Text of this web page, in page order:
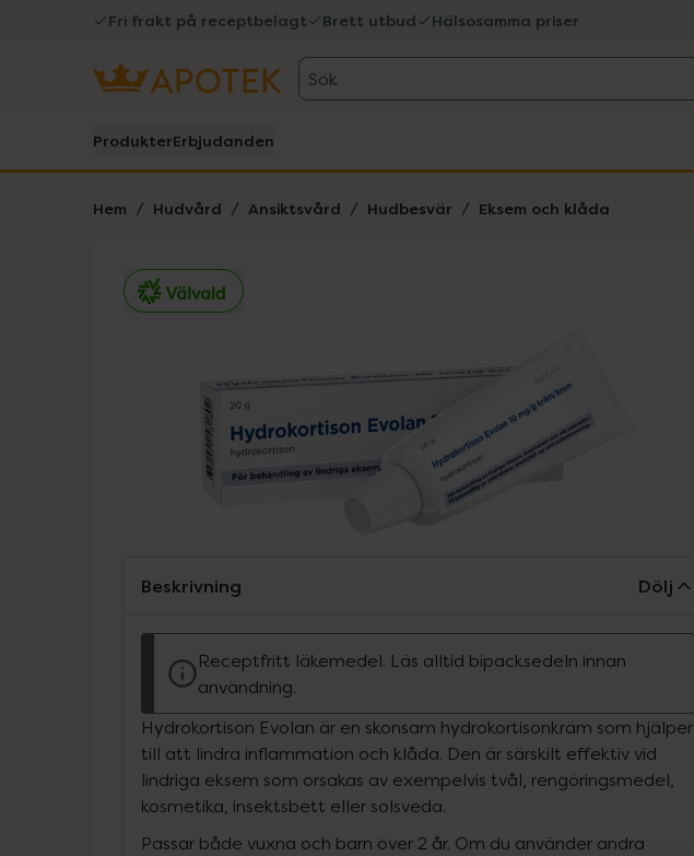
Fri frakt på receptbelagt Brett utbud Hälsosamma priser
Sök
ProdukterErbjudanden
Hem Hudvård Ansiktsvård Hudbesvär Eksem och klåda
Beskrivning Dölj
Receptfritt läkemedel. Läs alltid bipacksedeln innan
användning.
Hydrokortison Evolan är en skonsam hydrokortisonkräm som hjälper
till att lindra inflammation och klåda. Den är särskilt effektiv vid
lindriga eksem som orsakas av exempelvis tvål, rengöringsmedel,
kosmetika, insektsbett eller solsveda.
Passar både vuxna och barn över 2 år. Om du använder andra